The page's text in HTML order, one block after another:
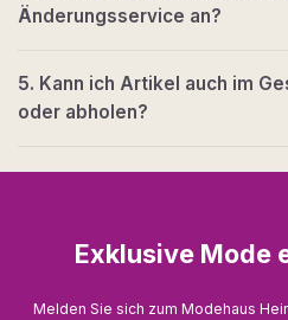
Änderungsservice an?
5. Kann ich Artikel auch im
oder abholen?
Exklusive Mode
Melden Sie sich zum Modehaus